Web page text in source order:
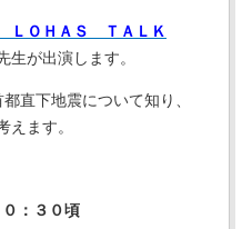
ＬＯＨＡＳ ＴＡＬＫ
が出演します。
直下地震について知り、
えます。
：３０頃